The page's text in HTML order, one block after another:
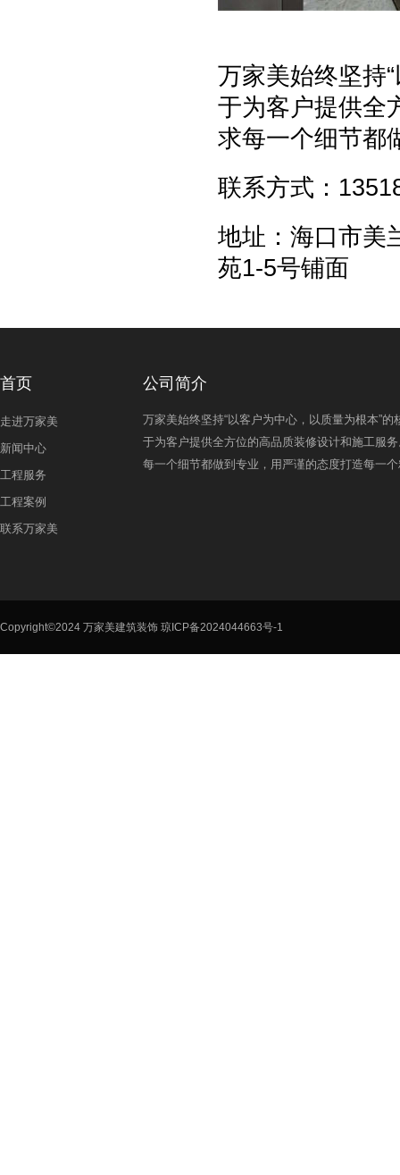
万家美始终坚持
于为客户提供全
求每一个细节都
联系方式：
地址：海口市美
苑1-5号铺面
首页
走进万家美
新闻中心
工程服务
工程案例
联系万家美
公司简介
万家美始终坚持“以客户为中心，以质量为根本”的
于为客户提供全方位的高品质装修设计和施工服
每一个细节都做到专业，用严谨的态度打造每一
Copyright©2024 万家美建筑装饰 琼ICP备2024044663号-1